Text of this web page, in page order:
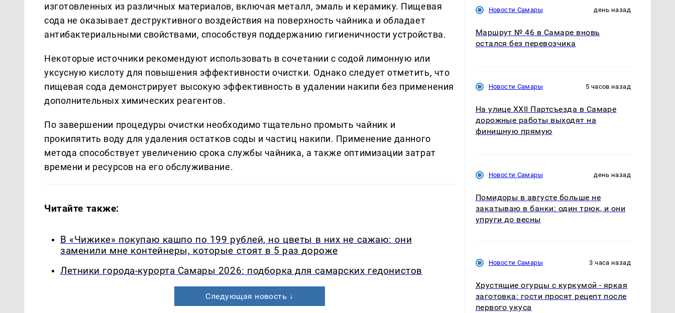
изготовленных из различных материалов, включая металл, эмаль и керамику. Пищевая
сода не оказывает деструктивного воздействия на поверхность чайника и обладает
антибактериальными свойствами, способствуя поддержанию гигиеничности устройства.
Некоторые источники рекомендуют использовать в сочетании с содой лимонную или
уксусную кислоту для повышения эффективности очистки. Однако следует отметить, что
пищевая сода демонстрирует высокую эффективность в удалении накипи без применения
дополнительных химических реагентов.
По завершении процедуры очистки необходимо тщательно промыть чайник и
прокипятить воду для удаления остатков соды и частиц накипи. Применение данного
метода способствует увеличению срока службы чайника, а также оптимизации затрат
времени и ресурсов на его обслуживание.
Читайте также:
В «Чижике» покупаю кашпо по 199 рублей, но цветы в них не сажаю: они
заменили мне контейнеры, которые стоят в 5 раз дороже
Летники города-курорта Самары 2026: подборка для самарских гедонистов
Следующая новость ↓
Новости Самары день назад
Маршрут № 46 в Самаре вновь
остался без перевозчика
Новости Самары 5 часов назад
На улице XXII Партсъезда в Самаре
дорожные работы выходят на
финишную прямую
Новости Самары день назад
Помидоры в августе больше не
закатываю в банки: один трюк, и они
упруги до весны
Новости Самары 3 часа назад
Хрустящие огурцы с куркумой - яркая
заготовка: гости просят рецепт после
первого укуса